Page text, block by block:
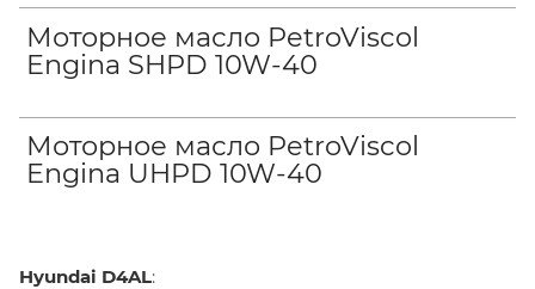
Моторное масло PetroViscol
Engina SHPD 10W-40
Моторное масло PetroViscol
Engina UHPD 10W-40
Hyundai D4AL: